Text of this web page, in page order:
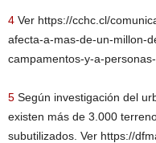
4 Ver https://cchc.cl/
afecta-a-mas-de-un-millon-
campamentos-y-a-
5 Según investigación del
existen más de 3.000
subutilizados. Ver https://